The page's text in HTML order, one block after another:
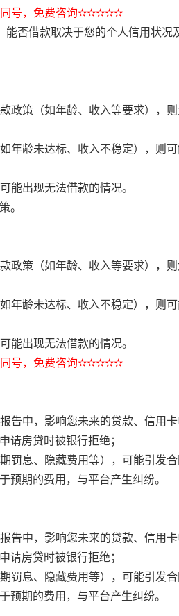
同号，免费咨询✫✫✫✫✫
能否借款取决于您的个人信用状况
政策（如年龄、收入等要求），
年龄未达标、收入不稳定），则
能出现无法借款的情况。
。
政策（如年龄、收入等要求），
年龄未达标、收入不稳定），则
能出现无法借款的情况。
同号，免费咨询✫✫✫✫✫
告中，影响您未来的贷款、信用卡
请房贷时被银行拒绝；
罚息、隐藏费用等），可能引发合
预期的费用，与平台产生纠纷。
告中，影响您未来的贷款、信用卡
请房贷时被银行拒绝；
罚息、隐藏费用等），可能引发合
预期的费用，与平台产生纠纷。